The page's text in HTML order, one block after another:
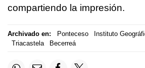
compartiendo la impresión.
Archivado en: Ponteceso Instituto
Triacastela
Becerreá